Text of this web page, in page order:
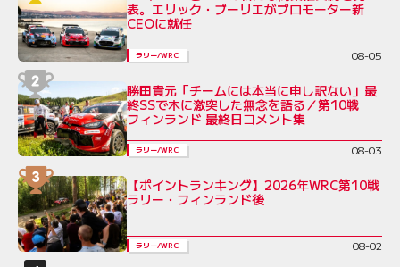
表。エリック・ブーリエがプロモーター新
CEOに就任
ラリー/WRC 08-05
勝田貴元「チームには本当に申し訳ない」最
終SSで木に激突した無念を語る／第10戦
フィンランド 最終日コメント集
ラリー/WRC 08-03
【ポイントランキング】2026年WRC第10戦
ラリー・フィンランド後
ラリー/WRC 08-02